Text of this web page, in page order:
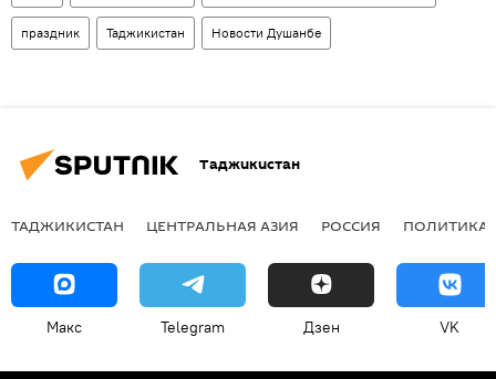
праздник Таджикистан Новости Душанбе
Таджикистан
ТАДЖИКИСТАН ЦЕНТРАЛЬНАЯ АЗИЯ РОССИЯ ПОЛИТИКА
Макс Telegram Дзен VK